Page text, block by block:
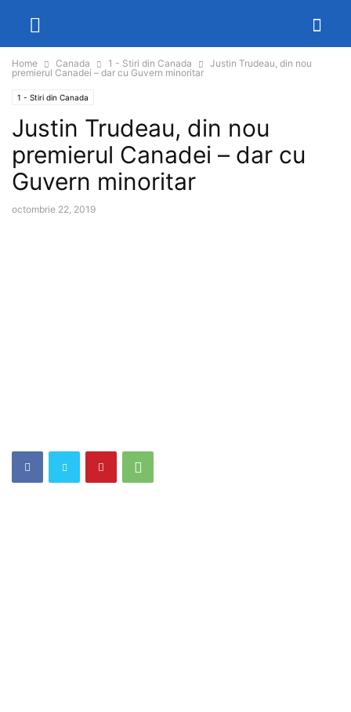
Home Canada 1 - Stiri din Canada
Justin Trudeau, din nou
premierul Canadei – dar cu Guvern minoritar
1 - Stiri din Canada
Justin Trudeau, din nou
premierul Canadei – dar cu
Guvern minoritar
octombrie 22, 2019